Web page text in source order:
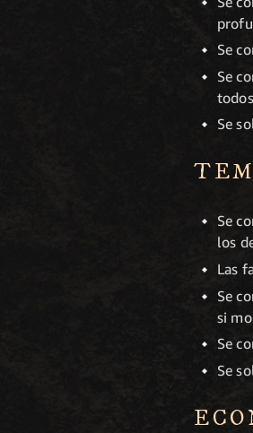
Se
Se
Se
Se
los
Las
Se
si
Se
Se